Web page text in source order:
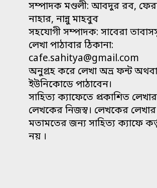
সম্পাদক মণ্ডলী: আবদুর রব,
নাহার, নান্নু মাহবুব
সহযোগী সম্পাদক: সাবেরা
লেখা পাঠাবার ঠিকানা:
cafe.sahitya@gmail.com
অনুগ্রহ করে লেখা অভ্র ফন্ট অথবা
ইউনিকোডে পাঠাবেন।
সাহিত্য ক্যাফেতে প্রকাশিত
লেখকের নিজস্ব। লেখকের
মতামতের জন্য সাহিত্য ক্যাফে
নয় ।